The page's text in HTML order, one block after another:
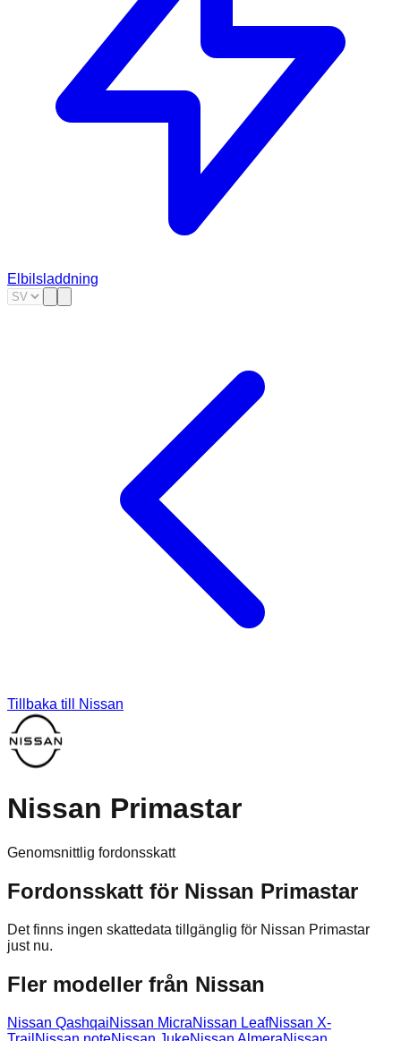
Elbilsladdning
Tillbaka till Nissan
Nissan Primastar
Genomsnittlig fordonsskatt
Fordonsskatt för Nissan Primastar
Det finns ingen skattedata tillgänglig för Nissan Primastar
just nu.
Fler modeller från Nissan
Nissan QashqaiNissan MicraNissan LeafNissan X-